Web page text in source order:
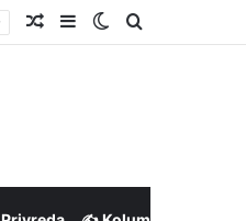
Nasumičan članak
SidebarSwitch skin
Pretraga